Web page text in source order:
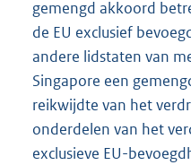
gemengd akkoord
de EU exclusief
andere lidstaten van
Singapore een
reikwijdte van het
onderdelen van het
exclusieve EU-